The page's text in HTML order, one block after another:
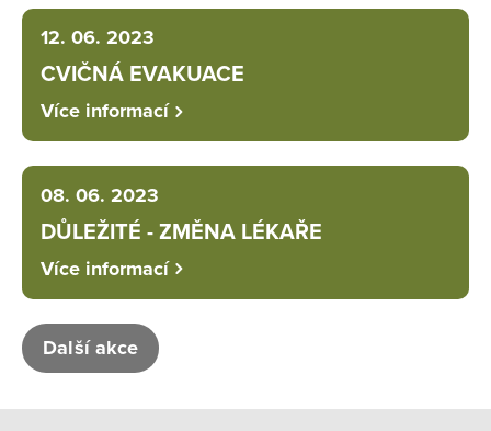
12. 06. 2023
CVIČNÁ EVAKUACE
Více informací
08. 06. 2023
DŮLEŽITÉ - ZMĚNA LÉKAŘE
Více informací
Další akce